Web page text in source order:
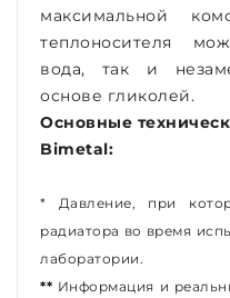
максимальной
теплоносителя
вода, так и
основе гликолей.
Основные
Bimetal:
* Давление, при
радиатора во время
лаборатории.
** Информация и